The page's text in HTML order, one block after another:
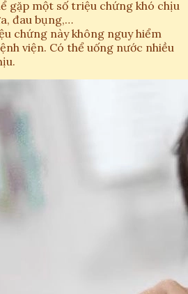
gặp một số triệu chứng khó chịu
đau bụng,…
chứng này không nguy hiểm
viện. Có thể uống nước nhiều